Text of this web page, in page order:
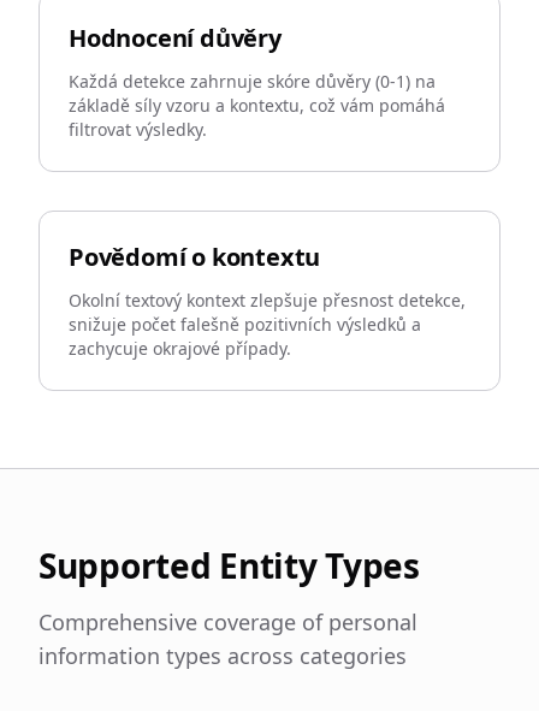
Hodnocení důvěry
Každá detekce zahrnuje skóre důvěry (0-1) na
základě síly vzoru a kontextu, což vám pomáhá
filtrovat výsledky.
Povědomí o kontextu
Okolní textový kontext zlepšuje přesnost detekce,
snižuje počet falešně pozitivních výsledků a
zachycuje okrajové případy.
Supported Entity Types
Comprehensive coverage of personal
information types across categories